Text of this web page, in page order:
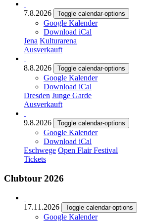
7.8.2026 Toggle calendar-options
Google Kalender
Download iCal
Jena Kulturarena
Ausverkauft
8.8.2026 Toggle calendar-options
Google Kalender
Download iCal
Dresden Junge Garde
Ausverkauft
9.8.2026 Toggle calendar-options
Google Kalender
Download iCal
Eschwege Open Flair Festival
Tickets
Clubtour 2026
17.11.2026 Toggle calendar-options
Google Kalender